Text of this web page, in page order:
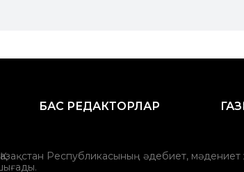
БАС РЕДАКТОРЛАР
Қазақстан Республикасының әдебиет,